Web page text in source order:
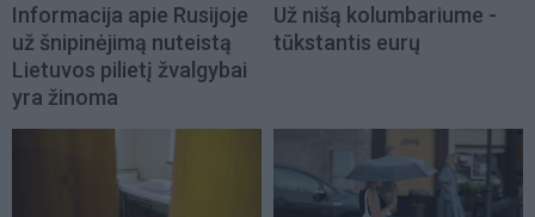
Informacija apie Rusijoje
už šnipinėjimą nuteistą
Lietuvos pilietį žvalgybai
yra žinoma
Už nišą kolumbariume -
tūkstantis eurų